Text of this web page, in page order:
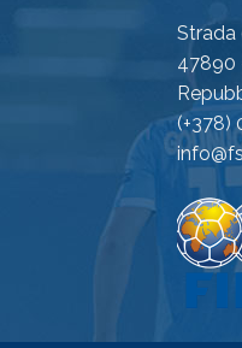
Strada
47890
(+378)